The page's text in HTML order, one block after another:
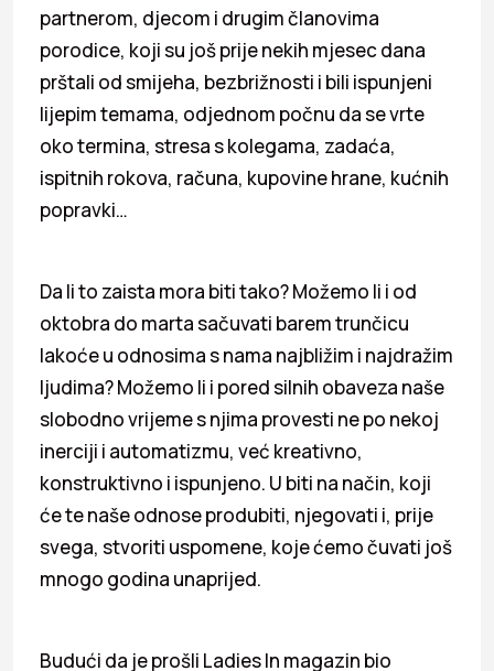
partnerom, djecom i drugim članovima
porodice, koji su još prije nekih mjesec dana
prštali od smijeha, bezbrižnosti i bili ispunjeni
lijepim temama, odjednom počnu da se vrte
oko termina, stresa s kolegama, zadaća,
ispitnih rokova, računa, kupovine hrane, kućnih
popravki…
Da li to zaista mora biti tako? Možemo li i od
oktobra do marta sačuvati barem trunčicu
lakoće u odnosima s nama najbližim i najdražim
ljudima? Možemo li i pored silnih obaveza naše
slobodno vrijeme s njima provesti ne po nekoj
inerciji i automatizmu, već kreativno,
konstruktivno i ispunjeno. U biti na način, koji
će te naše odnose produbiti, njegovati i, prije
svega, stvoriti uspomene, koje ćemo čuvati još
mnogo godina unaprijed.
Budući da je prošli Ladies In magazin bio